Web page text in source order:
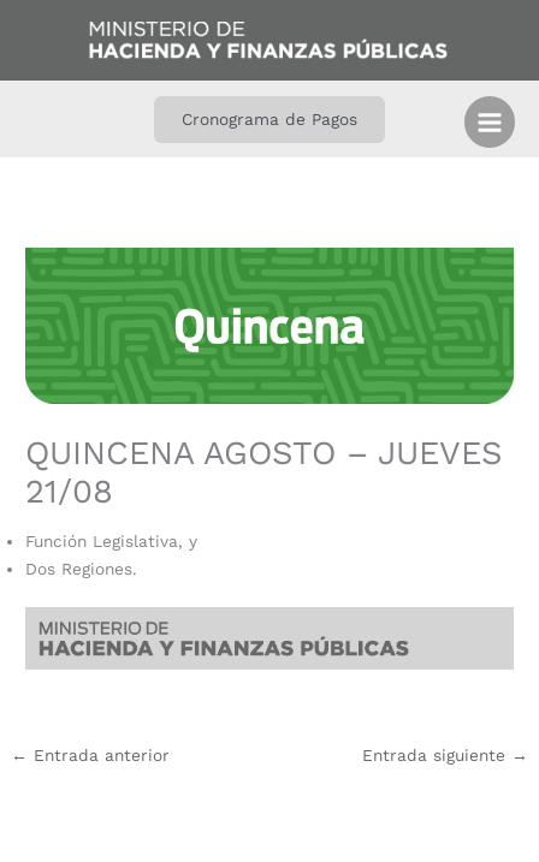
Cronograma de Pagos
QUINCENA AGOSTO – JUEVES
21/08
Función Legislativa, y
Dos Regiones.
← Entrada anterior Entrada siguiente →
s